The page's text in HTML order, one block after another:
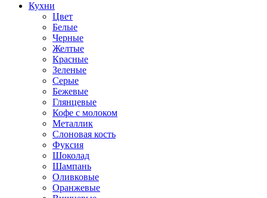
Кухни
Цвет
Белые
Черные
Желтые
Красные
Зеленые
Серые
Бежевые
Глянцевые
Кофе с молоком
Металлик
Слоновая кость
Фуксия
Шоколад
Шампань
Оливковые
Оранжевые